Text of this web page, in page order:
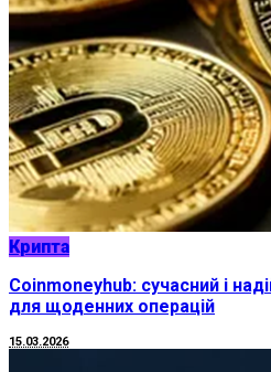
Крипта
Coinmoneyhub: сучасний і
для щоденних операцій
15.03.2026